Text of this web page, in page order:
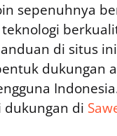
sepenuhnya
di situs
dukungan
dukungan di